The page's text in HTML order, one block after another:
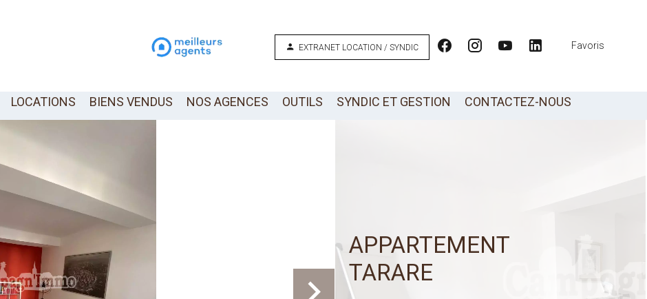
EXTRANET LOCATION / SYNDIC Favoris
LOCATIONS BIENS VENDUS NOS AGENCES OUTILS SYNDIC ET GESTION CONTACTEZ-NOUS
APPARTEMENT
TARARE